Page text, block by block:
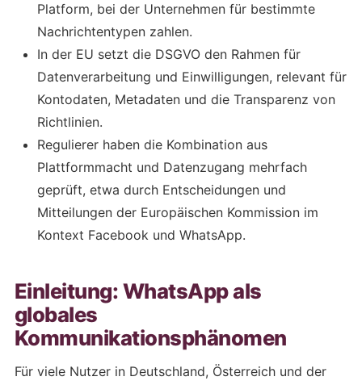
Platform, bei der Unternehmen für bestimmte
Nachrichtentypen zahlen.
In der EU setzt die DSGVO den Rahmen für
Datenverarbeitung und Einwilligungen, relevant für
Kontodaten, Metadaten und die Transparenz von
Richtlinien.
Regulierer haben die Kombination aus
Plattformmacht und Datenzugang mehrfach
geprüft, etwa durch Entscheidungen und
Mitteilungen der Europäischen Kommission im
Kontext Facebook und WhatsApp.
Einleitung: WhatsApp als
globales
Kommunikationsphänomen
Für viele Nutzer in Deutschland, Österreich und der